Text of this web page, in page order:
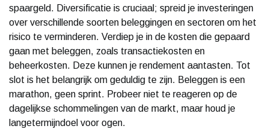
spaargeld. Diversificatie is cruciaal; spreid je investeringen
over verschillende soorten beleggingen en sectoren om het
risico te verminderen. Verdiep je in de kosten die gepaard
gaan met beleggen, zoals transactiekosten en
beheerkosten. Deze kunnen je rendement aantasten. Tot
slot is het belangrijk om geduldig te zijn. Beleggen is een
marathon, geen sprint. Probeer niet te reageren op de
dagelijkse schommelingen van de markt, maar houd je
langetermijndoel voor ogen.